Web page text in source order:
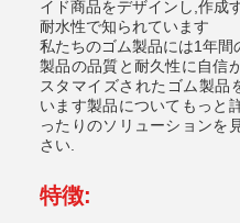
イド商品をデザインし,作成
耐水性で知られています
私たちのゴム製品には1年
製品の品質と耐久性に自信
スタマイズされたゴム製品
います製品についてもっと
ったりのソリューションを
さい.
特徴: